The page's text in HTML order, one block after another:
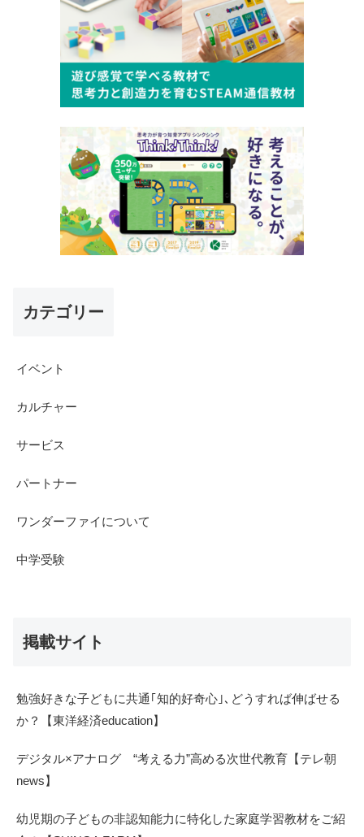
カテゴリー
イベント
カルチャー
サービス
パートナー
ワンダーファイについて
中学受験
掲載サイト
勉強好きな子どもに共通｢知的好奇心｣､どうすれば伸ばせる
か？【東洋経済education】
デジタル×アナログ “考える力”高める次世代教育【テレ朝
news】
幼児期の子どもの非認知能力に特化した家庭学習教材をご紹